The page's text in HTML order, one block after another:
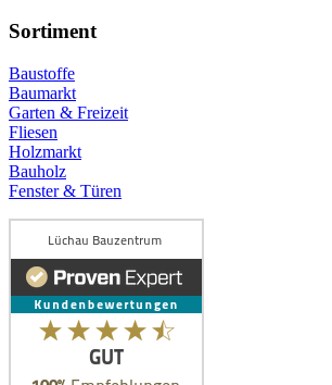
Sortiment
Baustoffe
Baumarkt
Garten & Freizeit
Fliesen
Holzmarkt
Bauholz
Fenster & Türen